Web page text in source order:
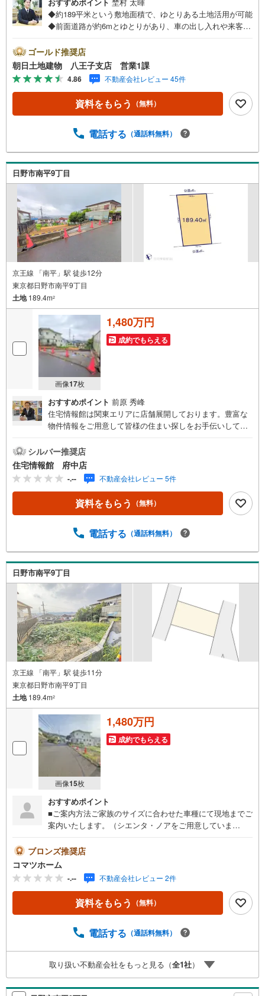
◆約189平米という敷地面積で、ゆとりある土地活用が可能
◆前面道路が約6mとゆとりがあり、車の出し入れや来客対
メーカーでの建築が可能※バザール会場には、ベビーベッド
や キッズスペースをご用意しております。 小さなお子
様連れでも、安心してご来場ください！資料請求、住宅ロ
ーンのご相談などお気軽にお問合せください！スタッフ25
名でお客様がご覧になったことのない情報を多数ご用意し
ております。インターネット、チラシなどに掲載できない
す。 担当営業へご希望をお伝えください！■ご案内方法ご
社など、ご相談ください。ご希望があれば周辺環境、お客
様の希望に合わせた物件などもご案内をいたします。お住
まい探しは朝日土地建物（株）八王子店 営業1課にお任せ
ゴールド推奨店
朝日土地建物 八王子支店 営業1課
4.86 不動産会社レビュー 45件
資料をもらう （無料）
電話する （通話料無料）
日野市南平9丁目
京王線 「南平」駅 徒歩12分
東京都日野市南平9丁目
土地189.4m2
画像17枚
1,480万円
成約でもらえる
おすすめポイント 前原 秀峰
住宅情報館は関東エリアに店舗展開しております。豊富な
物件情報をご用意して皆様の住まい探しをお手伝いしてお
さい。【営業時間 10:00～19:00 火曜・水曜（祝日の場
合は営業いたします）】「資料請求」「内覧」のお問い合
わせは上記時間内ですとスムーズにご対応が可能です。ス
タッフ一同お客様のお問合せをお待ちしております。【住
宅ローン相談会】開催中無理のない住宅ローンの試算やご
購入の際にかかる諸費用の概算も行っております。しっか
気軽にご相談ください。お客様第一主義をモット-にお引越
実に努めさせて頂きます。住宅情報館にお越し頂けたら、
物件のご紹介だけではなく、お住まいの疑問、不安、お家
の事ならなんでもご相談いただけます。お客様の要望をお
伺いしながら誠心誠意、全力でサポートさせて頂きます。
お客様一人一人に合わせたライフプランのご提案をさせて
いただきます。お気軽にご相談ください。
シルバー推奨店
住宅情報館 府中店
-.-- 不動産会社レビュー 5件
資料をもらう （無料）
電話する （通話料無料）
日野市南平9丁目
京王線 「南平」駅 徒歩11分
東京都日野市南平9丁目
土地189.4m2
画像15枚
1,480万円
成約でもらえる
おすすめポイント
■ご案内方法ご家族のサイズに合わせた車種にて現地までご
案内いたします。（シエンタ・ノアをご用意していま
おりますので、首がすわる前のお子様がいらっしゃっても
ご対応可能です。お客様無料駐車場もご用意しております
のでお気軽にお車でもご来店ください。■住宅ローンの相談
諸費用って実際いくらかかるの？月々○万円で購入したいけ
どいくらまでの物件が購入できるの？ネットでいろいろ調
べたけどよく分からない、などお気軽にご相談ください。
ズスペースもご用意してありますお子様が退屈しないよ
充実させております。専門ではありませんが、子供が好き
な女性スタッフがケガをしないように見守ります。アレル
ギー等、お子様の注意点は事前にお知らせください。
ブロンズ推奨店
コマツホーム
-.-- 不動産会社レビュー 2件
資料をもらう （無料）
電話する （通話料無料）
取り扱い不動産会社をもっと見る（全1社）